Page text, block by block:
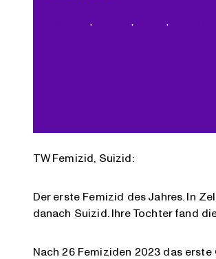
Allgemein, , FLINTA*,
TW Femizid, Suizid:
Der erste Femizid des Jahres. In
danach Suizid. Ihre Tochter fand
Nach 26 Femiziden 2023 das